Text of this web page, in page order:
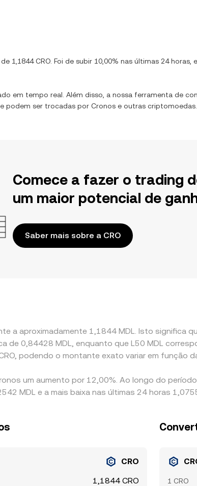
1,1844 CRO . Foi de subir 10,00% nas últimas 24 horas,
em tempo real. Além disso, a nossa ferramenta de
podem ser trocadas por Cronos e outras criptomoedas.
Comece a fazer o trading
um maior potencial de
Saber mais sobre a CRO
a aproximadamente 1,1844 MDL. Isto significa
de 0,84428 MDL, enquanto que L50 MDL
podendo o montante exato variar em função
um aumento por 12,00%. Ao longo do
MDL e a mais baixa nas últimas 24 horas
CRO
1,1844 CRO 1 CRO